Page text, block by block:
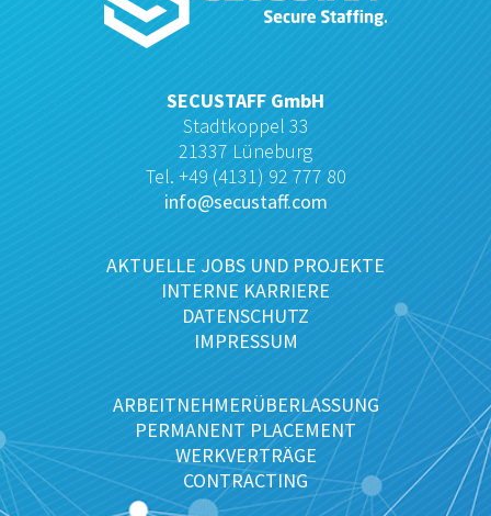
SECUSTAFF GmbH
Stadtkoppel 33
21337 Lüneburg
Tel. +49 (4131) 92 777 80
info@secustaff.com
AKTUELLE JOBS UND PROJEKTE
INTERNE KARRIERE
DATENSCHUTZ
IMPRESSUM
ARBEITNEHMERÜBERLASSUNG
PERMANENT PLACEMENT
WERKVERTRÄGE
CONTRACTING